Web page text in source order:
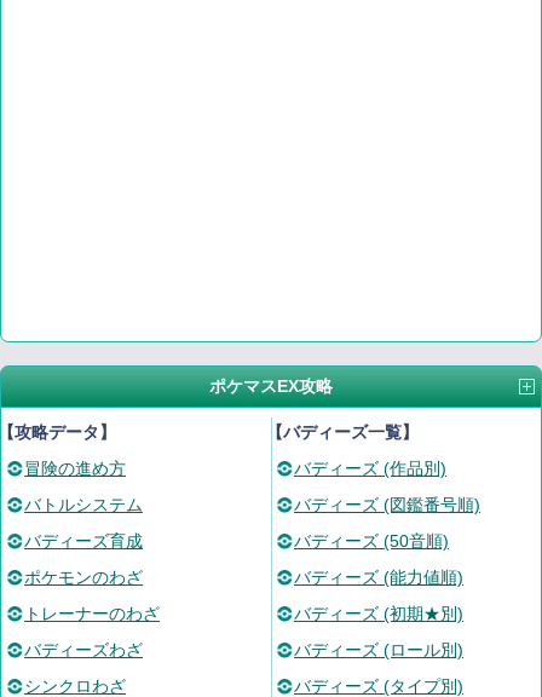
ポケマスEX攻略
攻略データ】
冒険の進め方
バトルシステム
バディーズ育成
ポケモンのわざ
トレーナーのわざ
バディーズわざ
シンクロわざ
【バディーズ一覧】
バディーズ (作品別)
バディーズ (図鑑番号順)
バディーズ (50音順)
バディーズ (能力値順)
バディーズ (初期★別)
バディーズ (ロール別)
バディーズ (タイプ別)